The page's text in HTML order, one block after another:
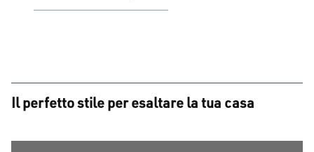
per un comfort in ogni stagione. Ideale per
Il perfetto stile per esaltare la tua casa